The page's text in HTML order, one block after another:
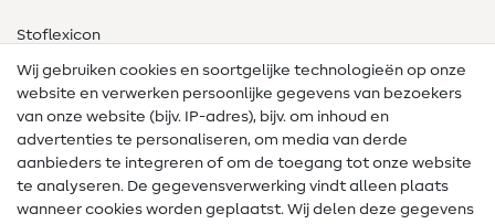
Stoflexicon
Naailexicon
Gratis Naaipatronen
Hulp & contact
Contact
Wij gebruiken cookies en soortgelijke technologieën op onze
website en verwerken persoonlijke gegevens van bezoekers
van onze website (bijv. IP-adres), bijv. om inhoud en
advertenties te personaliseren, om media van derde
aanbieders te integreren of om de toegang tot onze website
te analyseren. De gegevensverwerking vindt alleen plaats
wanneer cookies worden geplaatst. Wij delen deze gegevens